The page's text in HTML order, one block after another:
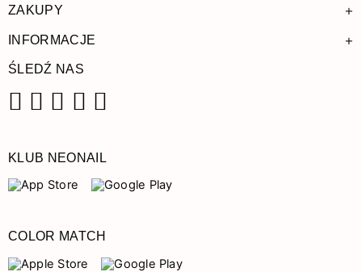
ZAKUPY +
INFORMACJE +
ŚLEDŹ NAS
KLUB NEONAIL
COLOR MATCH